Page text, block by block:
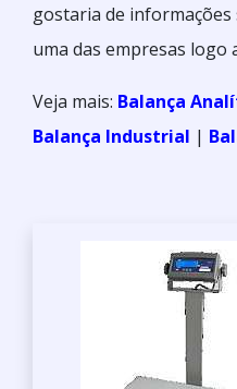
gostaria de
uma das empresas logo
Veja mais: Balança
Balança Industrial |